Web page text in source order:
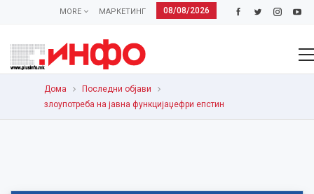
08/08/2026
МАРКЕТИНГ
MORE
Дома
Последни објави
злоупотреба на јавна функцијаџефри епстин